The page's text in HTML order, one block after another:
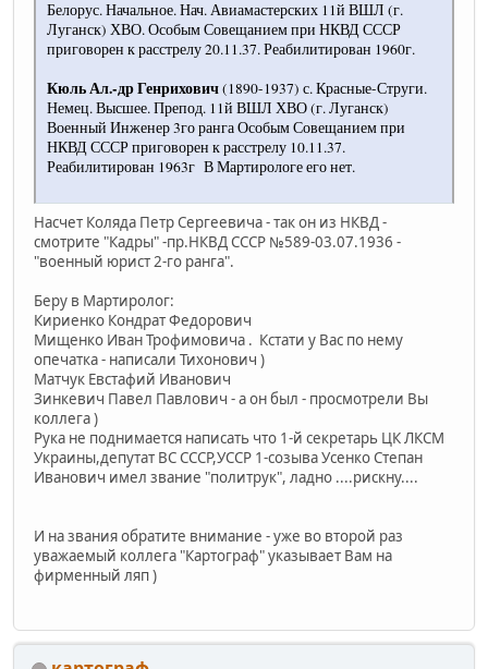
Белорус. Начальное. Нач. Авиамастерских 11й ВШЛ (г.
Луганск) ХВО. Особым Совещанием при НКВД СССР
приговорен к расстрелу 20.11.37. Реабилитирован 1960г.
Кюль Ал.-др Генрихович(1890-1937) с. Красные-Струги.
Немец. Высшее. Препод. 11й ВШЛ ХВО (г. Луганск)
Военный Инженер 3го ранга Особым Совещанием при
НКВД СССР приговорен к расстрелу 10.11.37.
Реабилитирован 1963г В Мартирологе его нет.
Насчет Коляда Петр Сергеевича - так он из НКВД -
смотрите "Кадры" -пр.НКВД СССР №589-03.07.1936 -
"военный юрист 2-го ранга".
Беру в Мартиролог:
Кириенко Кондрат Федорович
Мищенко Иван Трофимовича . Кстати у Вас по нему
опечатка - написали Тихонович )
Матчук Евстафий Иванович
Зинкевич Павел Павлович - а он был - просмотрели Вы
коллега )
Рука не поднимается написать что 1-й секретарь ЦК ЛКСМ
Украины,депутат ВС СССР,УССР 1-созыва Усенко Степан
Иванович имел звание "политрук", ладно ....рискну....
И на звания обратите внимание - уже во второй раз
уважаемый коллега "Картограф" указывает Вам на
фирменный ляп )